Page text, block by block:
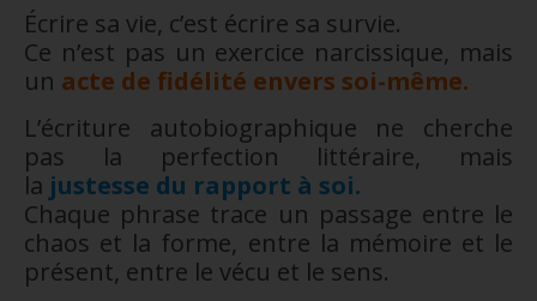
Écrire sa vie, c’est écrire sa survie.
Ce n’est pas un exercice narcissique, mais
un acte de fidélité envers soi-même.
L’écriture autobiographique ne cherche
pas la perfection littéraire, mais
la justesse du rapport à soi.
Chaque phrase trace un passage entre le
chaos et la forme, entre la mémoire et le
présent, entre le vécu et le sens.